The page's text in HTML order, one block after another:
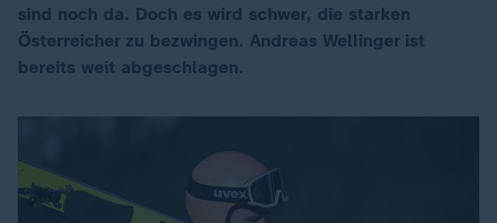
sind noch da. Doch es wird schwer, die starken
Österreicher zu bezwingen. Andreas Wellinger ist
bereits weit abgeschlagen.